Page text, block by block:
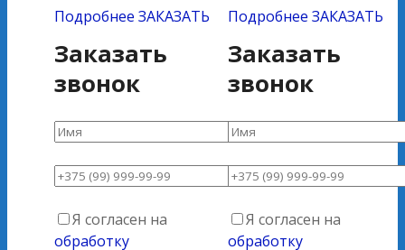
Подробнее ЗАКАЗАТЬ
Заказать
звонок
Я согласен на
обработку
Подробнее ЗАКАЗАТЬ
Заказать
звонок
Я согласен на
обработку